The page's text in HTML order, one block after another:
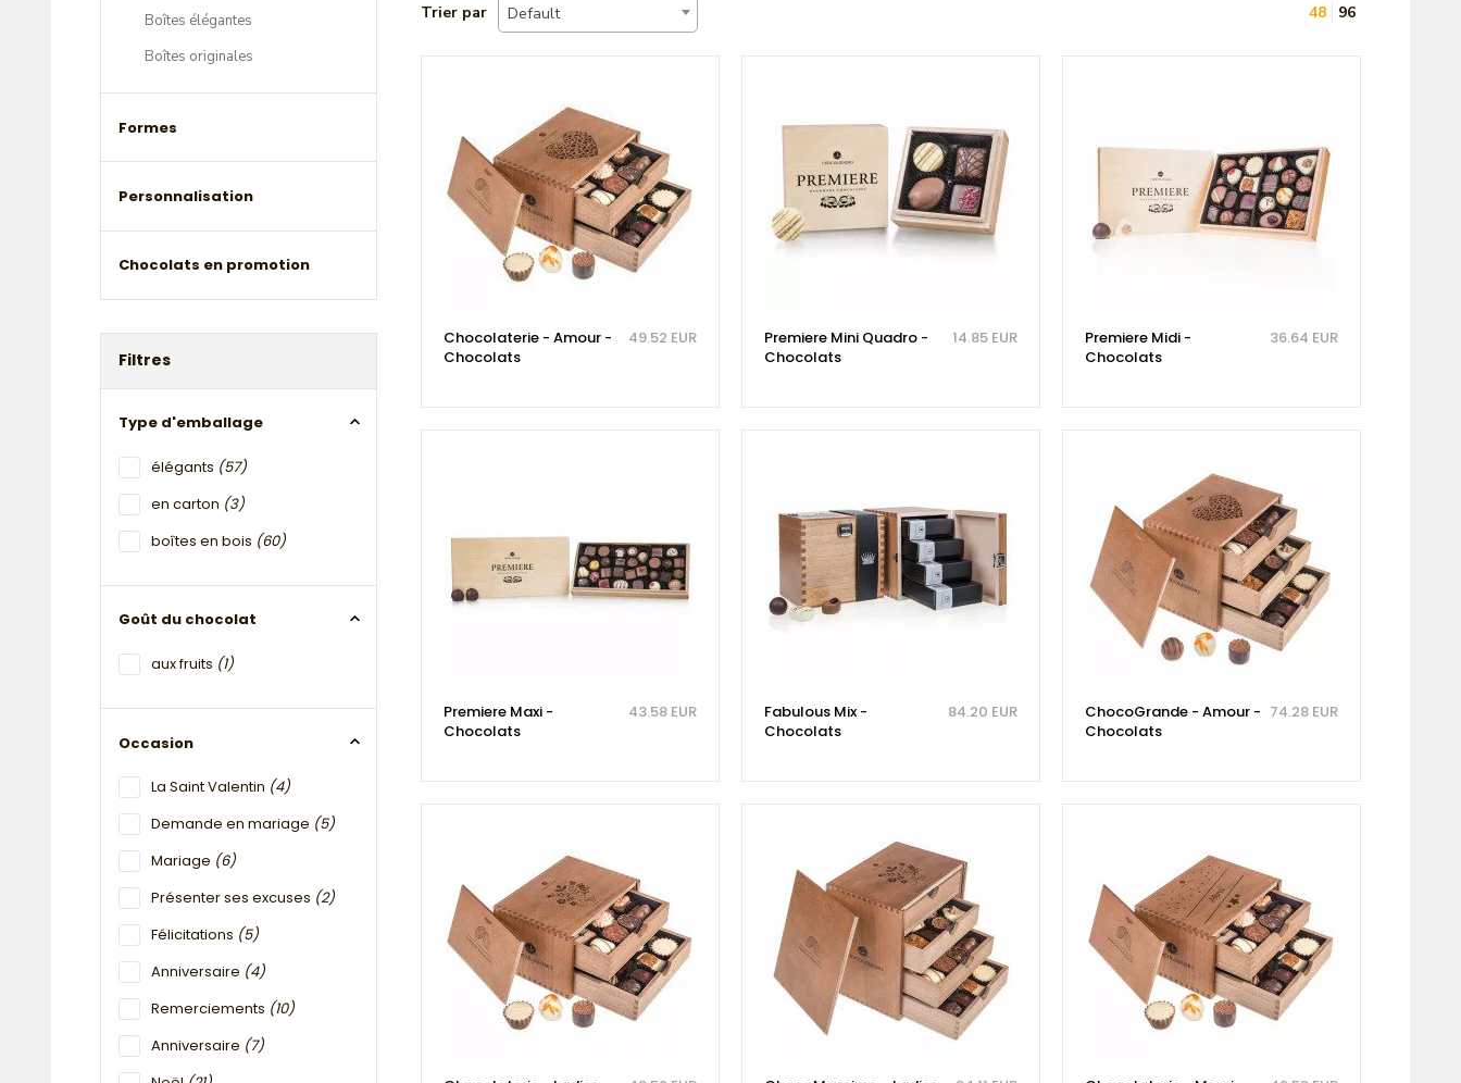
Boîtes élégantes
Boîtes originales
Formes
Personnalisation
Chocolats en promotion
Filtres
Type d'emballage
élégants (57)
en carton (3)
boîtes en bois (60)
Goût du chocolat
aux fruits (1)
Occasion
La Saint Valentin (4)
Demande en mariage (5)
Mariage (6)
Présenter ses excuses (2)
Félicitations (5)
Anniversaire (4)
Remerciements (10)
Anniversaire (7)
Trier par Default 48 96
Chocolaterie - Amour -
Chocolats
49.52 EUR
Premiere Mini Quadro -
Chocolats
14.85 EUR
Premiere Midi -
Chocolats
36.64 EUR
Premiere Maxi -
Chocolats
43.58 EUR
Fabulous Mix -
Chocolats
84.20 EUR
ChocoGrande - Amour -
Chocolats
74.28 EUR